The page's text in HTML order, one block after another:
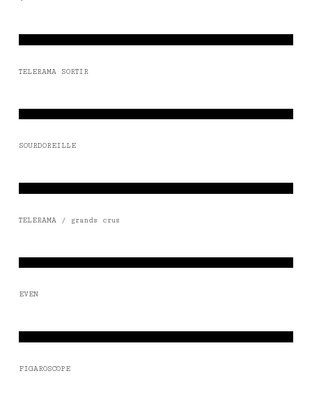
TELERAMA SORTIR
SOURDOREILLE
TELERAMA / grands crus
EVEN
FIGAROSCOPE